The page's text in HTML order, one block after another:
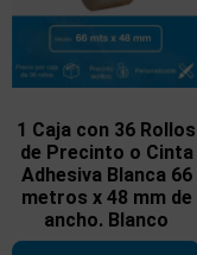
1 Caja con 36 Rollos
de Precinto o Cinta
Adhesiva Blanca 66
metros x 48 mm de
ancho. Blanco